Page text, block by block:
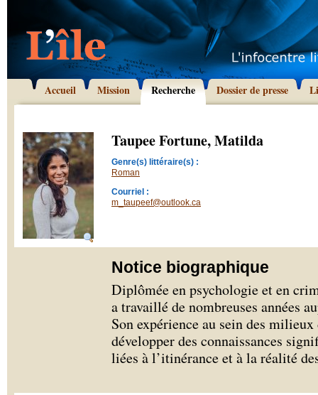
Accueil Mission Recherche Dossier de presse
Taupee Fortune, Matilda
Genre(s) littéraire(s) :
Roman
Courriel :
m_taupeef@outlook.ca
Notice biographique
Diplômée en psychologie et en
a travaillé de nombreuses années
Son expérience au sein des milieux
développer des connaissances
liées à l’itinérance et à la réalité